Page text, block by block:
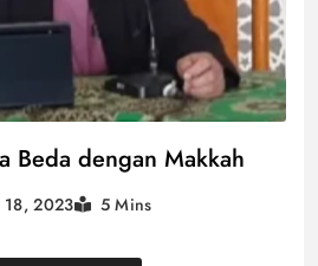
Beda dengan Makkah
18, 2023 5 Mins